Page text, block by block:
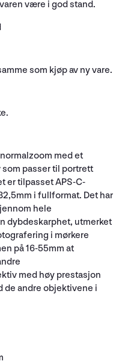
være i god stand.
som kjøp av ny vare.
med et
passer til portrett
er tilpasset APS-C-
i fullformat. Det har
hele
dybdeskarphet, utmerket
i mørkere
på 16-55mm at
med høy prestasjon
de andre objektivene i